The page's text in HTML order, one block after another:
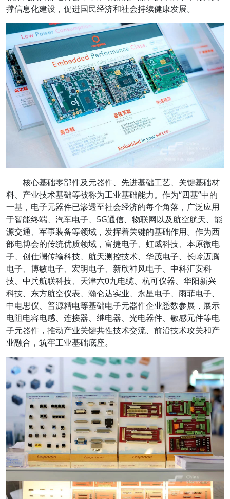
撑信息化建设，促进国民经济和社会持续健康发展。
核心基础零部件及元器件、先进基础工艺、关键基础材
料、产业技术基础等被称为工业基础能力。作为“四基”中的
一基，电子元器件已渗透至社会经济的每个角落，广泛应用
于智能终端、汽车电子、5G通信、物联网以及航空航天、能
源交通、军事装备等领域，发挥着关键的基础作用。作为西
部电博会的传统优质领域，富捷电子、虹威科技、本原微电
子、创仕澜传输科技、航天测控技术、华茂电子、长岭迈腾
电子、博敏电子、宏明电子、新欣神风电子、中科汇安科
技、中兵航联科技、天津六0九电缆、杭可仪器、华阳新兴
科技、东方航空仪表、瀚仑达实业、永星电子、雨菲电子、
中电思仪、普源精电等基础电子元器件企业悉数参展，展示
电阻电容电感、连接器、继电器、光电器件、敏感元件等电
子元器件，推动产业关键共性技术交流、前沿技术攻关和产
业融合，筑牢工业基础底座。